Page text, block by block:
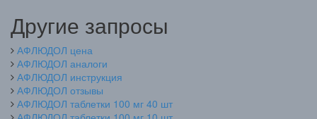
Другие запросы
АФЛЮДОЛ цена
АФЛЮДОЛ аналоги
АФЛЮДОЛ инструкция
АФЛЮДОЛ отзывы
АФЛЮДОЛ таблетки 100 мг 40 шт